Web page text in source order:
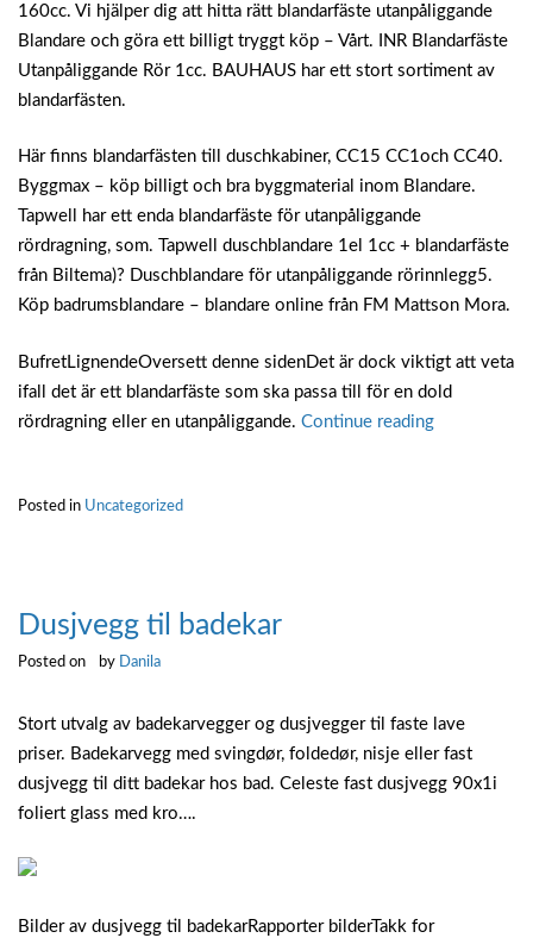
160cc. Vi hjälper dig att hitta rätt blandarfäste utanpåliggande
Blandare och göra ett billigt tryggt köp – Vårt. INR Blandarfäste
Utanpåliggande Rör 1cc. BAUHAUS har ett stort sortiment av
blandarfästen.
Här finns blandarfästen till duschkabiner, CC15 CC1och CC40.
Byggmax – köp billigt och bra byggmaterial inom Blandare.
Tapwell har ett enda blandarfäste för utanpåliggande
rördragning, som. Tapwell duschblandare 1el 1cc + blandarfäste
från Biltema)? Duschblandare för utanpåliggande rörinnlegg5.
Köp badrumsblandare – blandare online från FM Mattson Mora.
BufretLignendeOversett denne sidenDet är dock viktigt att veta
ifall det är ett blandarfäste som ska passa till för en dold
rördragning eller en utanpåliggande. Continue reading
Posted in Uncategorized
Dusjvegg til badekar
Posted on by Danila
Stort utvalg av badekarvegger og dusjvegger til faste lave
priser. Badekarvegg med svingdør, foldedør, nisje eller fast
dusjvegg til ditt badekar hos bad. Celeste fast dusjvegg 90x1i
foliert glass med kro….
Bilder av dusjvegg til badekarRapporter bilderTakk for